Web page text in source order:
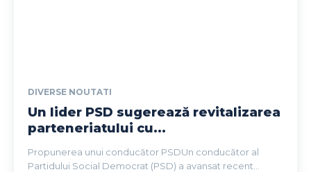
DIVERSE NOUTATI
Un lider PSD sugerează revitalizarea
parteneriatului cu...
Propunerea unui conducător PSDUn conducător al
Partidului Social Democrat (PSD) a avansat recent...